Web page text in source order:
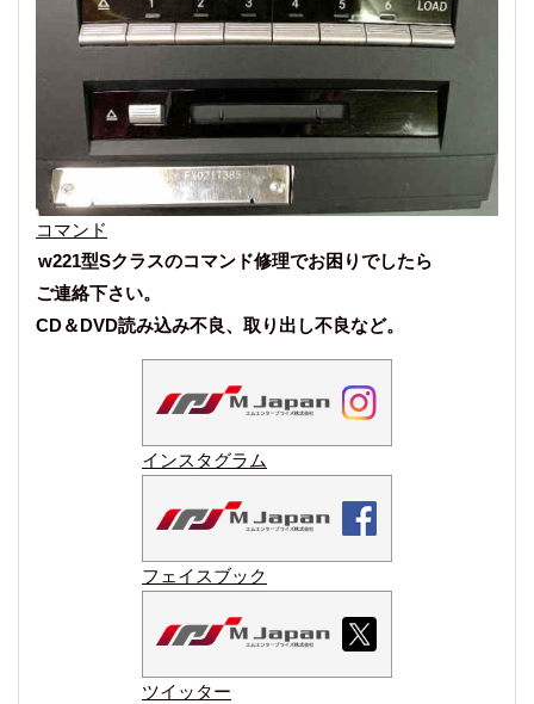
コマンド
w221型Sクラスのコマンド修理でお困りでしたら
ご連絡下さい。
CD＆DVD読み込み不良、取り出し不良など。
インスタグラム
フェイスブック
ツイッター